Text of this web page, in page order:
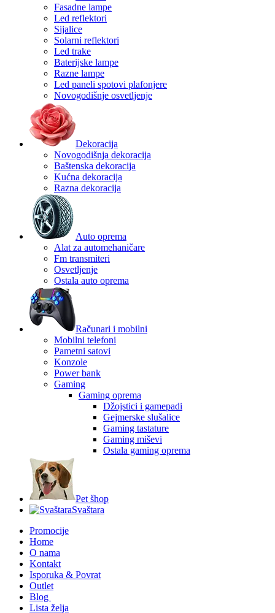
Fasadne lampe
Led reflektori
Sijalice
Solarni reflektori
Led trake
Baterijske lampe
Razne lampe
Led paneli spotovi plafonjere
Novogodišnje osvetljenje
Dekoracija
Novogodišnja dekoracija
Baštenska dekoracija
Kućna dekoracija
Razna dekoracija
Auto oprema
Alat za automehaničare
Fm transmiteri
Osvetljenje
Ostala auto oprema
Računari i mobilni
Mobilni telefoni
Pametni satovi
Konzole
Power bank
Gaming
Gaming oprema
Džojstici i gamepadi
Gejmerske slušalice
Gaming tastature
Gaming miševi
Ostala gaming oprema
Pet šhop
Svaštara
Promocije
Home
O nama
Kontakt
Isporuka & Povrat
Outlet
Blog
Lista želja